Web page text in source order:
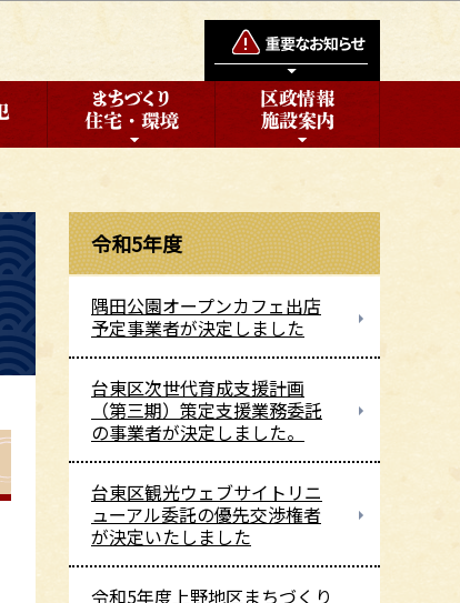
令和5年度
隅田公園オープンカフェ出店
予定事業者が決定しました
台東区次世代育成支援計画
（第三期）策定支援業務委託
の事業者が決定しました。
台東区観光ウェブサイトリニ
ューアル委託の優先交渉権者
が決定いたしました
令和5年度上野地区まちづくり